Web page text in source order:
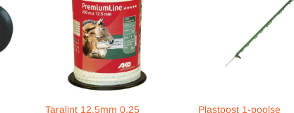
Taralint 12,5mm 0,25
Plastpost 1-poolse